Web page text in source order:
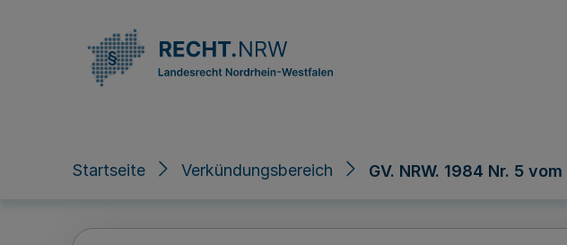
Startseite Verkündungsbereich GV. NRW. 1984 Nr. 5 vom